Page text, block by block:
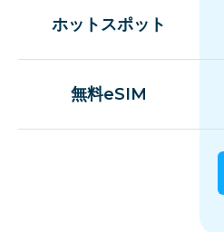
ホットスポット
無料eSIM